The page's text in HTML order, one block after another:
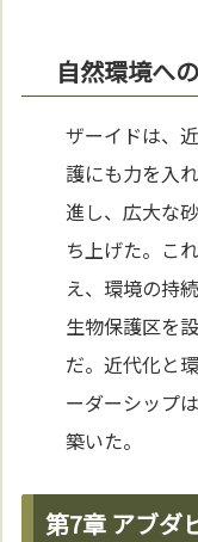
自然環境へ
ザーイドは、
護にも力を入
進し、広大な
ち上げた。こ
え、環境の持
生物保護区を
だ。近代化と
ーダーシップ
築いた。
第7章 アブダ